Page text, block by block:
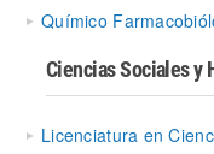
Químico
Ciencias Sociales y
Licenciatura en